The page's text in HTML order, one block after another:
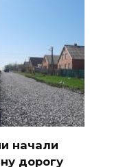
начали
дорогу